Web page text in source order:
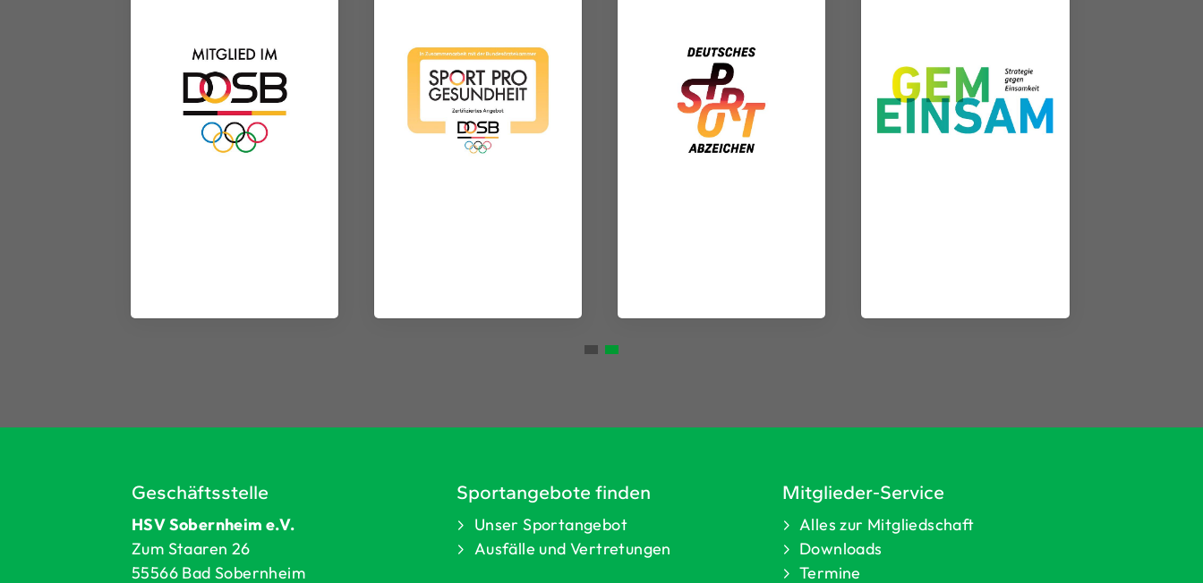
Geschäftsstelle
HSV Sobernheim e.V.
Zum Staaren 26
55566 Bad Sobernheim
Sportangebote finden
Unser Sportangebot
Ausfälle und Vertretungen
Mitglieder-Service
Alles zur Mitgliedschaft
Downloads
Termine